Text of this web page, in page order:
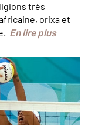
très
orixa et
En lire plus
aux jeux